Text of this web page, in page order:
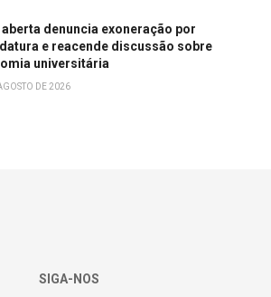
aberta denuncia exoneração por
e reacende discussão sobre
universitária
DE 2026
SIGA-NOS